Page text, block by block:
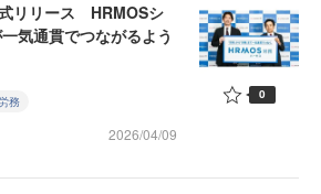
式リリース HRMOSシ
気通貫でつながるよう
務
2026/04/09
0